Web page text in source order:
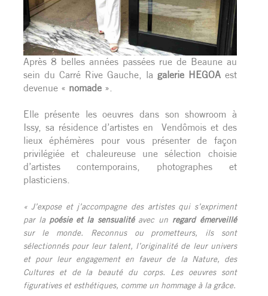
Après 8 belles années passées rue de Beaune au
sein du Carré Rive Gauche, la galerie HEGOAest
devenue « nomade».
Elle présente les oeuvres dans son showroom à
Issy, sa résidence d’artistes en Vendômois et des
lieux éphémères pour vous présenter de façon
privilégiée et chaleureuse une sélection choisie
d’artistes contemporains, photographes et
plasticiens.
« J’expose et j’accompagne des artistes qui s’expriment
par la poésie et la sensualitéavec un regard émerveillé
sur le monde. Reconnus ou prometteurs, ils sont
sélectionnés pour leur talent, l’originalité de leur univers
et pour leur engagement en faveur de la Nature, des
Cultures et de la beauté du corps. Les oeuvres sont
figuratives et esthétiques, comme un hommage à la grâce.